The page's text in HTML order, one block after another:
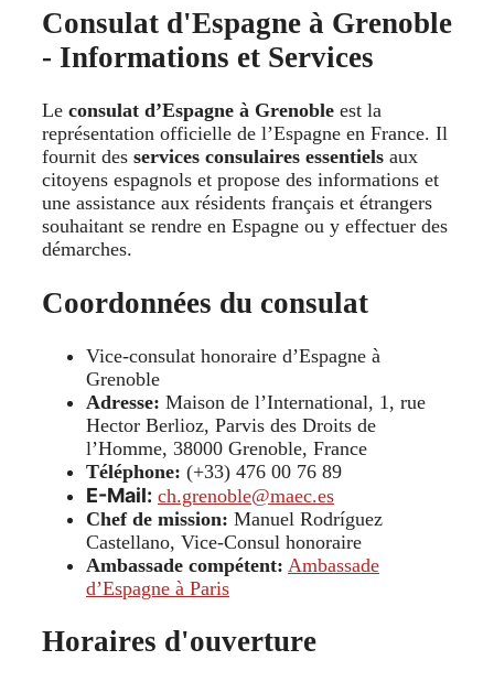
Consulat d'Espagne à Grenoble
- Informations et Services
Le consulat d’Espagne à Grenoble est la
représentation officielle de l’Espagne en France. Il
fournit des services consulaires essentiels aux
citoyens espagnols et propose des informations et
une assistance aux résidents français et étrangers
souhaitant se rendre en Espagne ou y effectuer des
démarches.
Coordonnées du consulat
Vice-consulat honoraire d’Espagne à
Grenoble
Adresse: Maison de l’International, 1, rue
Hector Berlioz, Parvis des Droits de
l’Homme, 38000 Grenoble, France
Téléphone: (+33) 476 00 76 89
E-Mail: ch.grenoble@maec.es
Chef de mission: Manuel Rodríguez
Castellano, Vice-Consul honoraire
Ambassade compétent: Ambassade
d’Espagne à Paris
Horaires d'ouverture